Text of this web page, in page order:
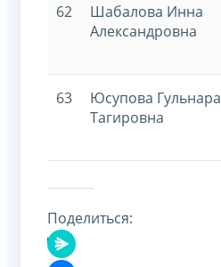
62
Шабалова Инна
Александровна
63
Юсупова Гульнара
Тагировна
Поделиться: